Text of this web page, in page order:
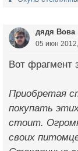
дядя Вова
05 июн
Вот фрагмент
Приобретая
покупать
стоит.
своих